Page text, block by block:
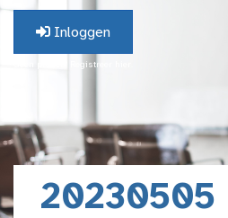
Inloggen
Geen profiel? Registreer hier.
20230505